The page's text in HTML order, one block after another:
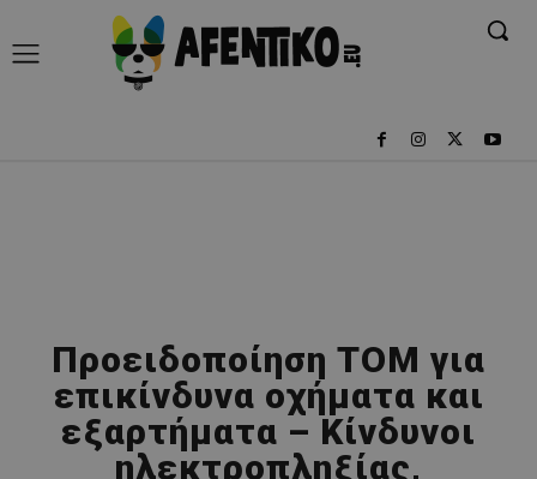
Προειδοποίηση ΤΟΜ για
επικίνδυνα οχήματα και
εξαρτήματα – Κίνδυνοι
ηλεκτροπληξίας,